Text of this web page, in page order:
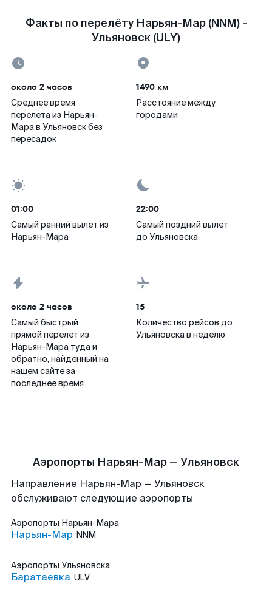
Факты по перелёту Нарьян-Мар (NNM) -
Ульяновск (ULY)
около 2 часов
Среднее время
перелета из Нарьян-
Мара в Ульяновск без
пересадок
1490 км
Расстояние между
городами
01:00
Самый ранний вылет из
Нарьян-Мара
22:00
Самый поздний вылет
до Ульяновска
около 2 часов
Самый быстрый
прямой перелет из
Нарьян-Мара туда и
обратно, найденный на
нашем сайте за
последнее время
15
Количество рейсов до
Ульяновска в неделю
Аэропорты Нарьян-Мар — Ульяновск
Направление Нарьян-Мар — Ульяновск
обслуживают следующие аэропорты
Аэропорты Нарьян-Мара
Нарьян-Мар NNM
Аэропорты Ульяновска
Баратаевка ULV